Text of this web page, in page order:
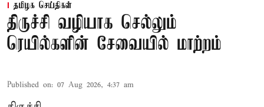
தமிழக செய்திகள்
திருச்சி வழியாக செல்லும்
ரெயில்களின் சேவையில் மாற்றம்
Published on: 07 Aug 2026, 4:37 am